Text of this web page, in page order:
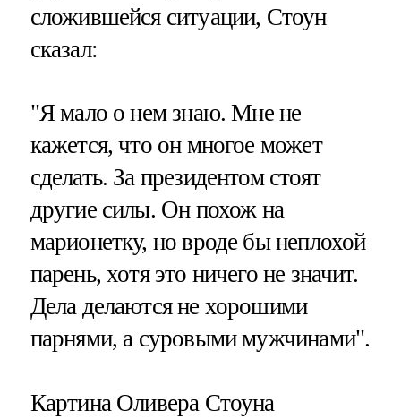
сложившейся ситуации, Стоун
сказал:
"Я мало о нем знаю. Мне не
кажется, что он многое может
сделать. За президентом стоят
другие силы. Он похож на
марионетку, но вроде бы неплохой
парень, хотя это ничего не значит.
Дела делаются не хорошими
парнями, а суровыми мужчинами".
Картина Оливера Стоуна